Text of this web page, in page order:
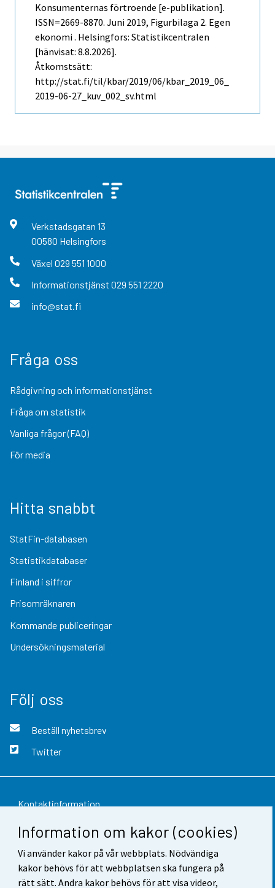
Information om kakor (cookies)
Vi använder kakor på vår webbplats. Nödvändiga
kakor behövs för att webbplatsen ska fungera på
rätt sätt. Andra kakor behövs för att visa videor,
Konsumenternas förtroende [e-publikation].
ISSN=2669-8870. Juni 2019, Figurbilaga 2. Egen
ekonomi . Helsingfors: Statistikcentralen
[hänvisat: 8.8.2026].
Åtkomstsätt:
http://stat.fi/til/kbar/2019/06/kbar_2019_06_
2019-06-27_kuv_002_sv.html
Verkstadsgatan 13
00580 Helsingfors
Växel 029 551 1000
Informationstjänst 029 551 2220
info@stat.fi
Fråga oss
Rådgivning och informationstjänst
Fråga om statistik
Vanliga frågor (FAQ)
För media
Hitta snabbt
StatFin-databasen
Statistikdatabaser
Finland i siffror
Prisomräknaren
Kommande publiceringar
Undersökningsmaterial
Följ oss
Beställ nyhetsbrev
Twitter
Kontaktinformation
Respons
Användarvillkor
Dataskydd